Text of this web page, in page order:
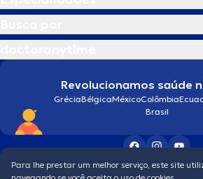
Revolucionamos saúde
GréciaBélgicaMéxicoColômbia
Brasil
Condições gerais
Para lhe prestar um melhor serviço, este site